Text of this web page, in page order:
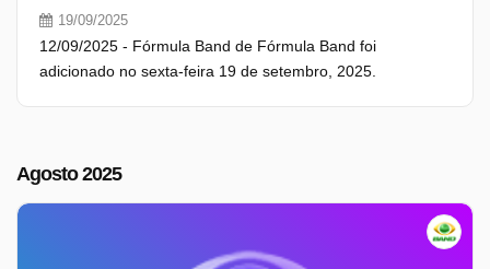
19/09/2025
12/09/2025 - Fórmula Band de Fórmula Band foi
adicionado no sexta-feira 19 de setembro, 2025.
Agosto 2025